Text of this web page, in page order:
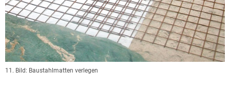
11. Bild: Baustahlmatten verlegen